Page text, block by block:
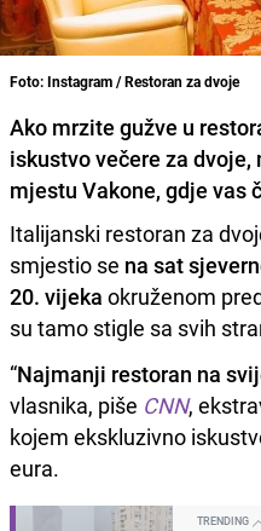
Foto: Instagram / Restoran za dvoje
Ako mrzite gužve u
iskustvo večere za
mjestu Vakone, gdje vas
Italijanski restoran za
smjestio se na sat
20. vijeka okruženom
su tamo stigle sa svih
“Najmanji restoran na
vlasnika, piše CNN,
kojem ekskluzivno
eura.
TRENDING